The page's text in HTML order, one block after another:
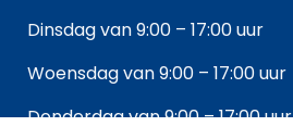
Dinsdag van 9:00 – 17:00 uur
Woensdag van 9:00 – 17:00 uur
Donderdag van 9:00 – 17:00 uur